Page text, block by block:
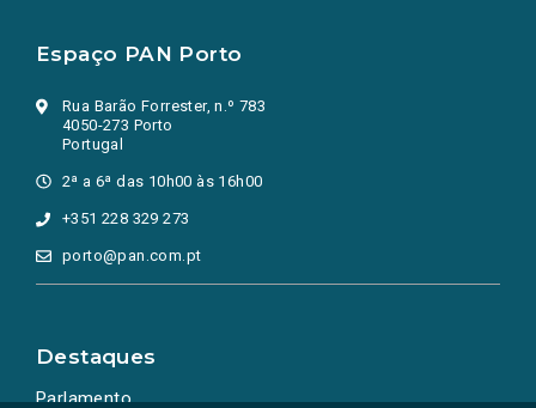
Espaço PAN Porto
Rua Barão Forrester, n.º 783
4050-273 Porto
Portugal
2ª a 6ª das 10h00 às 16h00
+351 228 329 273
porto@pan.com.pt
Destaques
Parlamento